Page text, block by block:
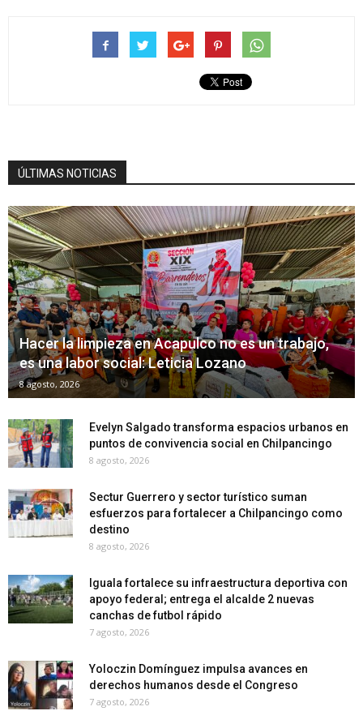
ÚLTIMAS NOTICIAS
Hacer la limpieza en Acapulco no es un trabajo,
es una labor social: Leticia Lozano
8 agosto, 2026
Evelyn Salgado transforma espacios urbanos en
puntos de convivencia social en Chilpancingo
8 agosto, 2026
Sectur Guerrero y sector turístico suman
esfuerzos para fortalecer a Chilpancingo como
destino
8 agosto, 2026
Iguala fortalece su infraestructura deportiva con
apoyo federal; entrega el alcalde 2 nuevas
canchas de futbol rápido
7 agosto, 2026
Yoloczin Domínguez impulsa avances en
derechos humanos desde el Congreso
7 agosto, 2026